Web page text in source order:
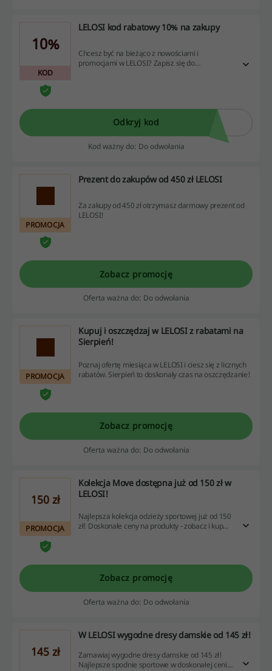
10%
KOD
LELOSI kod rabatowy 10% na zakupy
Chcesz być na bieżąco z nowościami i
promocjami w LELOSI? Zapisz się do
Odkryj kod
Kod ważny do: Do odwołania
PROMOCJA
Prezent do zakupów od 450 zł LELOSI
Za zakupy od 450 zł otrzymasz darmowy prezent od
LELOSI!
Zobacz promocję
Oferta ważna do: Do odwołania
PROMOCJA
Kupuj i oszczędzaj w LELOSI z rabatami na
Sierpień!
Poznaj ofertę miesiąca w LELOSI i ciesz się z licznych
rabatów. Sierpień to doskonały czas na oszczędzanie!
Zobacz promocję
Oferta ważna do: Do odwołania
150 zł
PROMOCJA
Kolekcja Move dostępna już od 150 zł w
LELOSI!
Najlepsza kolekcja odzieży sportowej już od 150
zł! Doskonałe ceny na produkty - zobacz i kup
Zobacz promocję
Oferta ważna do: Do odwołania
145 zł
W LELOSI wygodne dresy damskie od 145 zł!
Zamawiaj wygodne dresy damskie od 145 zł!
Najlepsze spodnie sportowe w doskonałej cenie